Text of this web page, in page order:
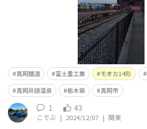
真岡鐵道 富士重工業 モオカ14形
真岡井頭温泉
栃木県 真岡市
1 43
こでぶ | 2024/12/07 | 関東